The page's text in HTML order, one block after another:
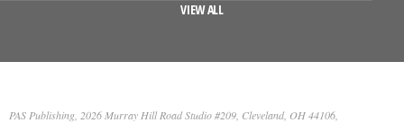
VIEW ALL
PAS Publishing, 2026 Murray Hill Road Studio #209, Cleveland, OH 44106,